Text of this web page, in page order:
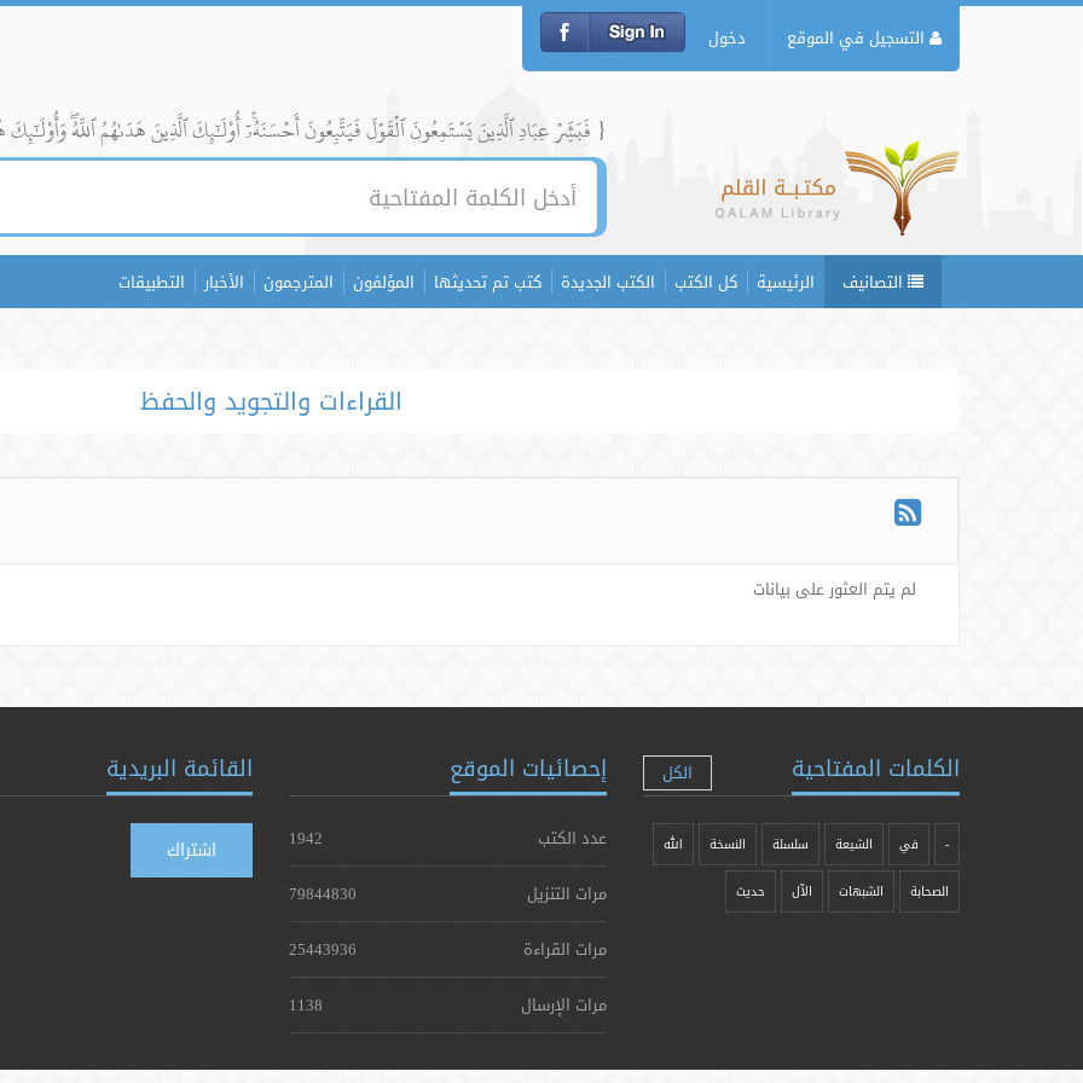
التسجيل في الموقع دخول
{ فَبَشِّرۡ عِبَادِ ٱلَّذِينَ يَسۡتَمِعُونَ ٱلۡقَوۡلَ فَيَتَّبِعُونَ أَحۡسَنَهُۥٓۚ أُوْلَٰٓئِكَ ٱلَّذِينَ هَدَىٰهُمُ ٱللَّهُۖ وَأُوْلَٰٓئِكَ
التصانيف الرئيسية كل الكتب الكتب الجديدة كتب تم تحديثها المؤلفون المترجمون الأخبار التطبيقات
القراءات والتجويد والحفظ
لم يتم العثور على بيانات
الكلمات المفتاحية الكل
- في الشيعة سلسلة النسخة الله
الصحابة الشبهات الآل حدیث
إحصائيات الموقع
عدد الكتب
1942
مرات التنزيل
79844830
مرات القراءة
25443936
مرات الإرسال
1138
القائمة البريدية
اشتراك